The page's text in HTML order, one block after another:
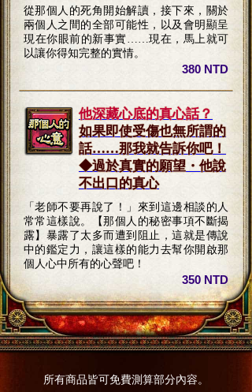
從那個人的死角開始解讀，接下來，關於
兩個人之間的全部可能性，以及會明顯呈
現在你眼前的新事實……現在，馬上就可
以讓你得知完整的實情。
380 NTD
他深藏心底的真心話？
如果即使受傷也無所謂的
話……那我就告訴你吧！
◆過於真實的願望・他說
不出口的真心
「老師不要再說了！」來到這邊相談的人
常常這樣說。【那個人的秘密事項不斷揭
露】暴露了太多而遭到阻止，這就是傳說
中的鑑定力，讓這樣的能力去幫你開啟那
個人心中所有的心聲吧！
350 NTD
所有商品皆可免費測算部分內容。